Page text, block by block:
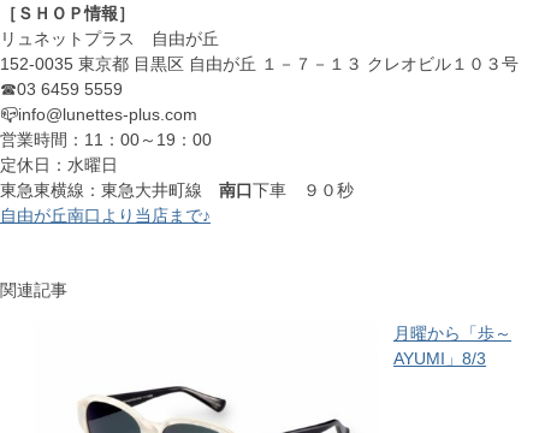
［ＳＨＯＰ情報］
リュネットプラス 自由が丘
152-0035 東京都 目黒区 自由が丘 １－７－１３ クレオビル１０３号
☎03 6459 5559
📪info@lunettes-plus.com
営業時間：11：00～19：00
定休日：水曜日
東急東横線：東急大井町線 南口下車 ９０秒
自由が丘南口より当店まで♪
関連記事
月曜から「歩～
AYUMI」8/3